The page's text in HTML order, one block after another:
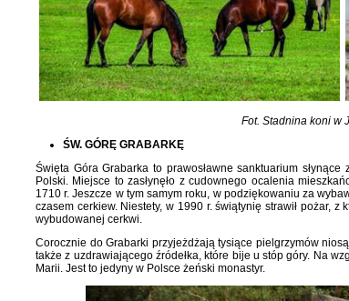
Fot. Stadnina koni w
ŚW. GÓRĘ GRABARKĘ
Święta Góra Grabarka to prawosławne sanktuarium
Polski. Miejsce to zasłynęło z cudownego ocalenia
1710 r. Jeszcze w tym samym roku, w podziękowaniu za
czasem cerkiew. Niestety, w 1990 r. świątynię strawił pożar,
wybudowanej cerkwi.
Corocznie do Grabarki przyjeżdżają tysiące pielgrzymów
także z uzdrawiającego źródełka, które bije u stóp góry. Na
Marii. Jest to jedyny w Polsce żeński monastyr.